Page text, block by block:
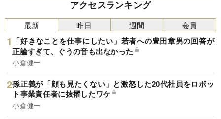
アクセスランキング
最新
「好きなことを仕事にしたい」若者への豊田章男の回答が
正論すぎて、ぐうの音も出なかった
小倉健一
孫正義が「顔も見たくない」と激怒した20代社員をロボッ
ト事業責任者に抜擢したワケ
小倉健一
昨日 週間 会員